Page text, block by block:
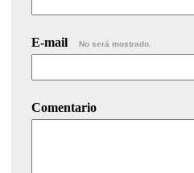
E-mail No será mostrado.
Comentario